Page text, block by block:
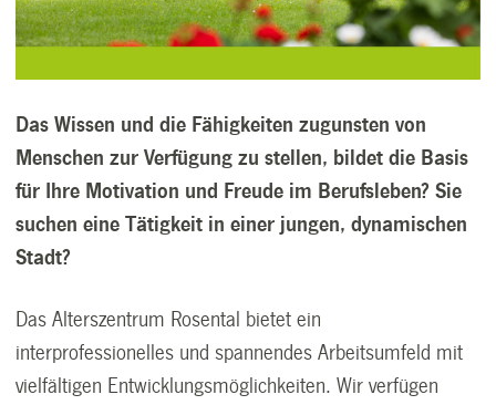
Das Wissen und die Fähigkeiten zugunsten von
Menschen zur Verfügung zu stellen, bildet die Basis
für Ihre Motivation und Freude im Berufsleben? Sie
suchen eine Tätigkeit in einer jungen, dynamischen
Stadt?
Das Alterszentrum Rosental bietet ein
interprofessionelles und spannendes Arbeitsumfeld mit
vielfältigen Entwicklungsmöglichkeiten. Wir verfügen